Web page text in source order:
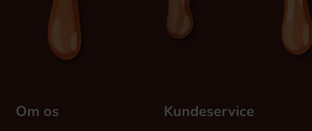
Om os Kundeservice